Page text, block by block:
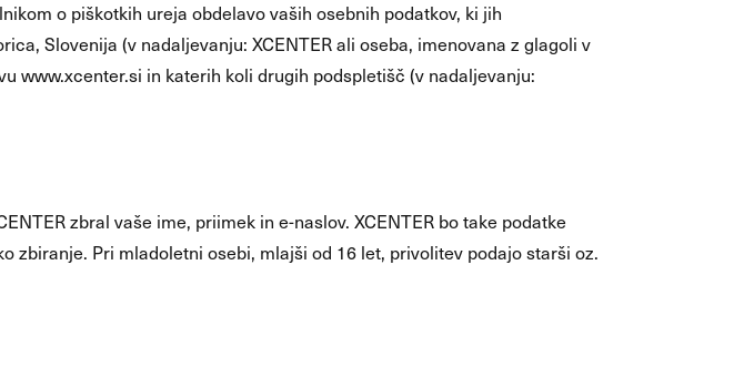
o piškotkih ureja obdelavo vaših osebnih podatkov, ki jih
Slovenija (v nadaljevanju: XCENTER ali oseba, imenovana z glagoli v
www.xcenter.si in katerih koli drugih podspletišč (v nadaljevanju:
zbral vaše ime, priimek in e-naslov. XCENTER bo take podatke
Pri mladoletni osebi, mlajši od 16 let, privolitev podajo starši oz.